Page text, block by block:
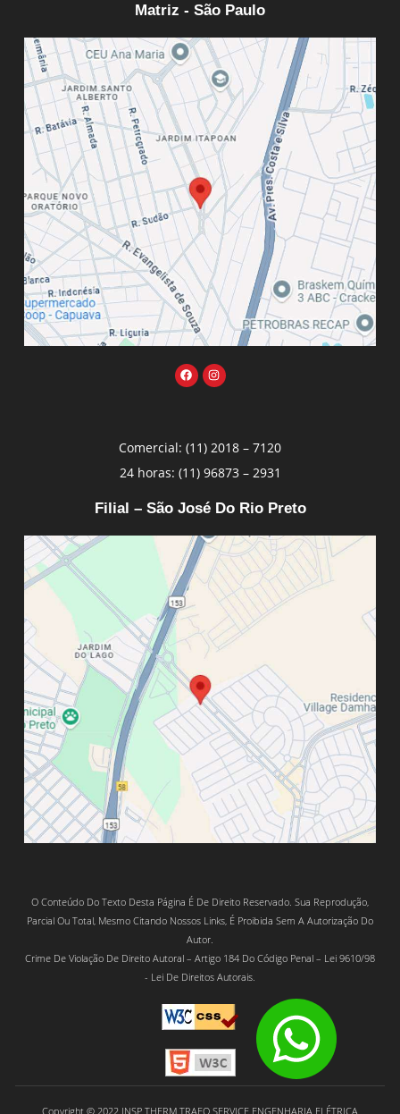
Matriz - São Paulo
Comercial: (11) 2018 – 7120
24 horas: (11) 96873 – 2931
Filial – São José Do Rio Preto
O Conteúdo Do Texto Desta Página É De Direito Reservado. Sua Reprodução,
Parcial Ou Total, Mesmo Citando Nossos Links, É Proibida Sem A Autorização Do
Autor.
Crime De Violação De Direito Autoral – Artigo 184 Do Código Penal – Lei 9610/98
- Lei De Direitos Autorais.
Copyright © 2022 INSP THERM TRAFO SERVICE ENGENHARIA ELÉTRICA